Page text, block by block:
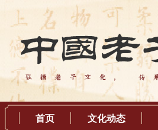
首页 文化动态